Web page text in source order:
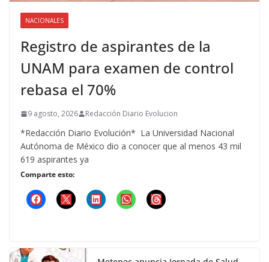
NACIONALES
Registro de aspirantes de la
UNAM para examen de control
rebasa el 70%
9 agosto, 2026 Redacción Diario Evolucion
*Redacción Diario Evolución* La Universidad Nacional
Autónoma de México dio a conocer que al menos 43 mil
619 aspirantes ya
Comparte esto: